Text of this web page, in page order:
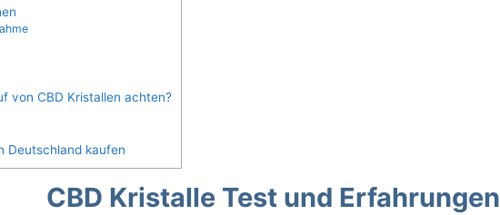
von CBD Kristallen achten?
Deutschland kaufen
CBD Kristalle Test und Erfahrungen